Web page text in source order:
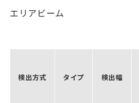
エリアビーム
検出方式 タイプ 検出幅